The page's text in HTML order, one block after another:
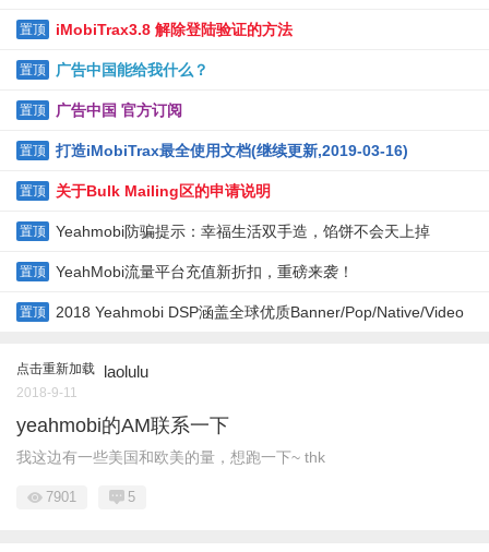
置顶 iMobiTrax3.8 解除登陆验证的方法
置顶 广告中国能给我什么？
置顶 广告中国 官方订阅
置顶 打造iMobiTrax最全使用文档(继续更新,2019-03-16)
置顶 关于Bulk Mailing区的申请说明
置顶 Yeahmobi防骗提示：幸福生活双手造，馅饼不会天上掉
置顶 YeahMobi流量平台充值新折扣，重磅来袭！
置顶 2018 Yeahmobi DSP涵盖全球优质Banner/Pop/Native/Video
点击重新加载 laolulu
2018-9-11
yeahmobi的AM联系一下
我这边有一些美国和欧美的量，想跑一下~ thk
7901 5